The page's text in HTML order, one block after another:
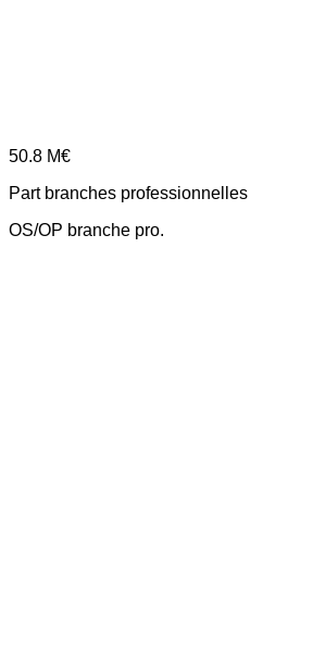
50.8 M€
Part branches professionnelles
OS/OP branche pro.